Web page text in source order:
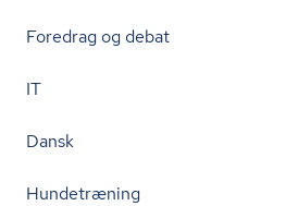
Foredrag og debat
IT
Dansk
Hundetræning